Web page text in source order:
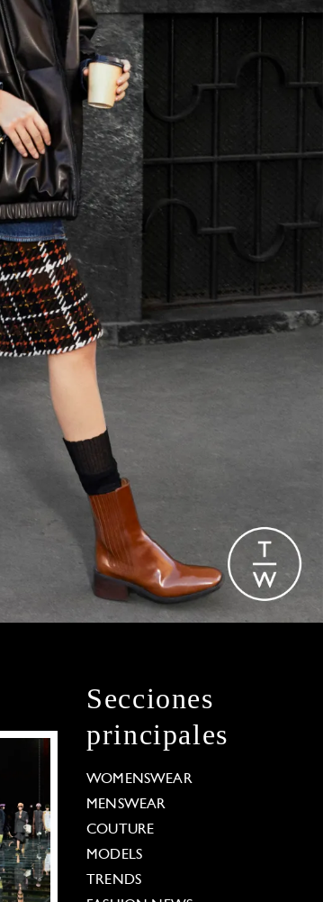
Secciones
principales
WOMENSWEAR
MENSWEAR
COUTURE
MODELS
TRENDS